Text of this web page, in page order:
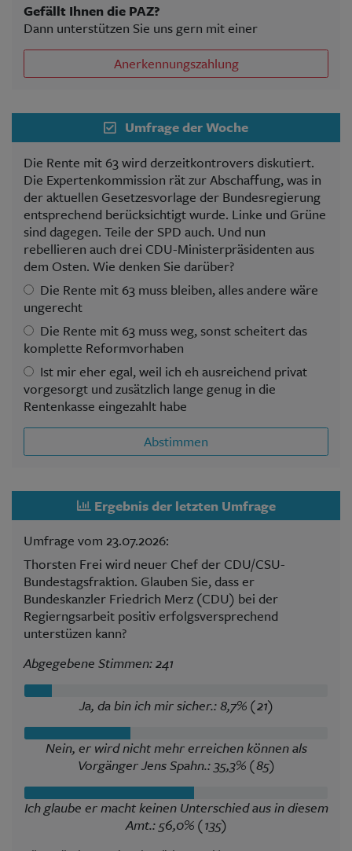
Gefällt Ihnen die PAZ?
Dann unterstützen Sie uns gern mit einer
Anerkennungszahlung
Umfrage der Woche
Die Rente mit 63 wird derzeitkontrovers diskutiert.
Die Expertenkommission rät zur Abschaffung, was in
der aktuellen Gesetzesvorlage der Bundesregierung
entsprechend berücksichtigt wurde. Linke und Grüne
sind dagegen. Teile der SPD auch. Und nun
rebellieren auch drei CDU-Ministerpräsidenten aus
dem Osten. Wie denken Sie darüber?
Die Rente mit 63 muss bleiben, alles andere wäre
ungerecht
Die Rente mit 63 muss weg, sonst scheitert das
komplette Reformvorhaben
Ist mir eher egal, weil ich eh ausreichend privat
vorgesorgt und zusätzlich lange genug in die
Rentenkasse eingezahlt habe
Abstimmen
Ergebnis der letzten Umfrage
Umfrage vom 23.07.2026:
Thorsten Frei wird neuer Chef der CDU/CSU-
Bundestagsfraktion. Glauben Sie, dass er
Bundeskanzler Friedrich Merz (CDU) bei der
Regierngsarbeit positiv erfolgsversprechend
unterstüzen kann?
Abgegebene Stimmen: 241
Ja, da bin ich mir sicher.: 8,7% (21)
Nein, er wird nicht mehr erreichen können als
Vorgänger Jens Spahn.: 35,3% (85)
Ich glaube er macht keinen Unterschied aus in diesem
Amt.: 56,0% (135)